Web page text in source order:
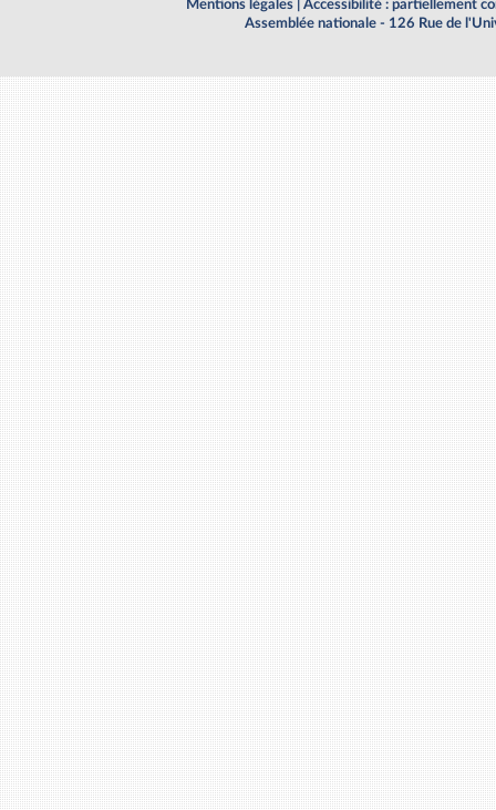
Mentions légales
Accessibilité : partiellement
Assemblée nationale - 126 Rue de